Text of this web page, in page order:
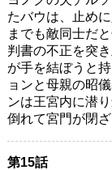
たバウは、止め
までも敵同士だ
判書の不正を突
が手を結ぼうと
ョンと母親の昭
ンは王宮内に潜
倒れて宮門が閉
第15話